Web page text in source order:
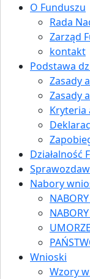
O Funduszu
Rada
Zarząd
kontakt
Podstawa
Zasady
Zasady
Kryteria
Działalność
Nabory
Wnioski
Wzory